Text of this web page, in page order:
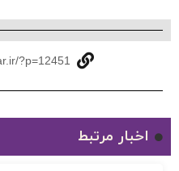
?p=12451
اخبار مرتبط